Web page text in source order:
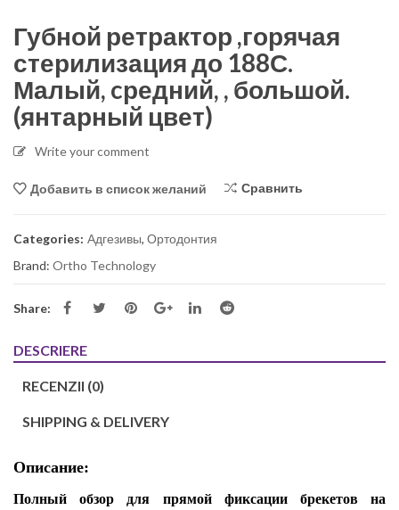
Губной ретрактор ,горячая
стерилизация до 188С.
Малый, cредний, , большой.
(янтарный цвет)
Write your comment
Добавить в список желаний Сравнить
Categories: Адгезивы, Ортодонтия
Brand: Ortho Technology
Share:
DESCRIERE
RECENZII (0)
SHIPPING & DELIVERY
Описание:
Полный обзор для прямой фиксации брекетов на